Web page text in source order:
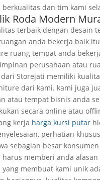
dan tim kami
Roda Modern
terbaik dengan desain
anda bekerja baik
ruang tempat anda
perusahaan atau
Storejati memiliki
dari kami. kami juga
tempat bisnis anda
secara online atau
kerja harga kursi putar
perhatian
sebagian besar
memberi anda
membuat kami unik